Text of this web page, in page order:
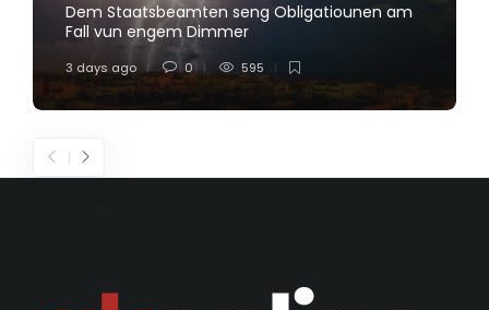
Dem Staatsbeamten seng Obligatiounen am
Fall vun engem Dimmer
3 days ago 0 595